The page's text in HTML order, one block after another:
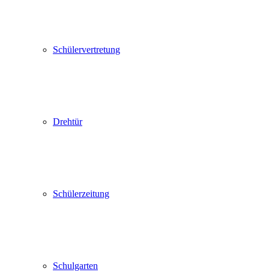
Schülervertretung
Drehtür
Schülerzeitung
Schulgarten